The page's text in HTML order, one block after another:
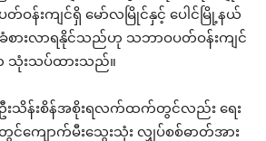
ဝန်းကျင်ရှိ မော်လမြိုင်နှင့် ပေါင်မြို့နယ်
ားလာရနိုင်သည်ဟု သဘာဝပတ်ဝန်းကျင်
းသပ်ထားသည်။
ဦးသိန်းစိန်အစိုးရလက်ထက်တွင်လည်း ရေး
င်ကျောက်မီးသွေးသုံး လျှပ်စစ်ဓာတ်အား